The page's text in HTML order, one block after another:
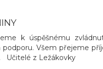
k úspěšnému
podporu. Všem přejeme
Učitelé z Ležákovky